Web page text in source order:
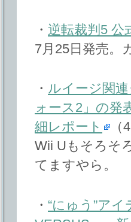
・ 逆転裁判5 公
7月25日発売。
・ ルイージ関
ォース2」の発
細レポート
Wii Uもそろそ
てますやら。
・ “にゅう”ア